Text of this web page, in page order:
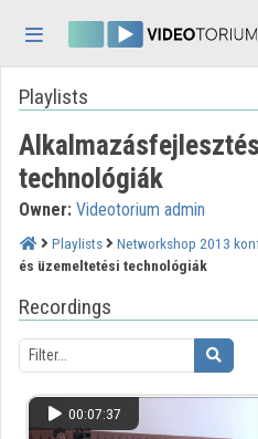
Home
Log In
Discovery
Categories
Appearance:light
Playlists
technológiák
Owner: Videotorium admin
Playlists Networkshop 2013
és üzemeltetési technológiák
Recordings
00:07:37